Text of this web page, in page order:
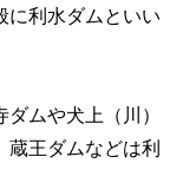
に利水ダムといい
ムや犬上（川）
蔵王ダムなどは利